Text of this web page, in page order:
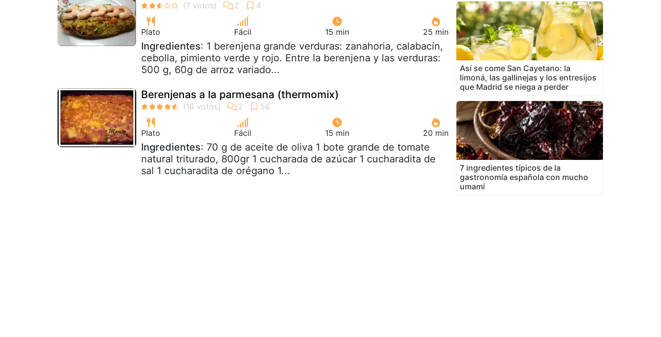
Plato Fácil 15 min 25 min
Ingredientes: 1 berenjena grande verduras: zanahoria, calabacín,
cebolla, pimiento verde y rojo. Entre la berenjena y las verduras:
500 g, 60g de arroz variado...
Berenjenas a la parmesana (thermomix)
Plato Fácil 15 min 20 min
Ingredientes: 70 g de aceite de oliva 1 bote grande de tomate
natural triturado, 800gr 1 cucharada de azúcar 1 cucharadita de
sal 1 cucharadita de orégano 1...
Así se come San Cayetano: la
limoná, las gallinejas y los entresijos
que Madrid se niega a perder
7 ingredientes típicos de la
gastronomía española con mucho
umami